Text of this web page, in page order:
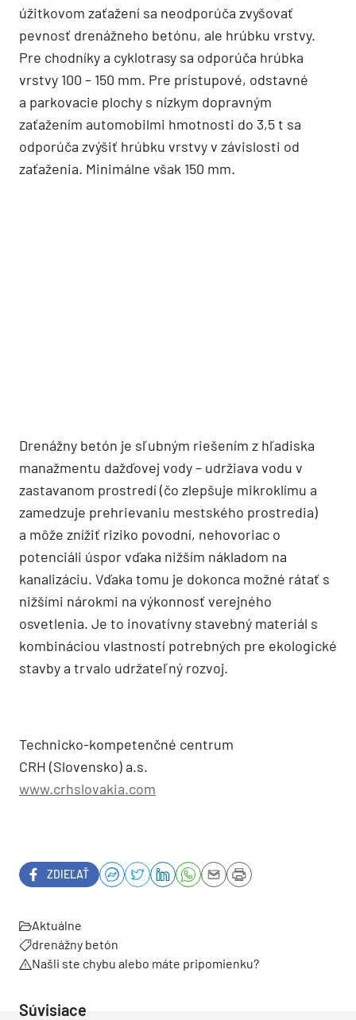
úžitkovom zaťažení sa neodporúča zvyšovať
pevnosť drenážneho betónu, ale hrúbku vrstvy.
Pre chodníky a cyklotrasy sa odporúča hrúbka
vrstvy 100 – 150 mm. Pre prístupové, odstavné
a parkovacie plochy s nízkym dopravným
zaťažením automobilmi hmotnosti do 3,5 t sa
odporúča zvýšiť hrúbku vrstvy v závislosti od
zaťaženia. Minimálne však 150 mm.
Drenážny betón je sľubným riešením z hľadiska
manažmentu dažďovej vody – udržiava vodu v
zastavanom prostredí (čo zlepšuje mikroklímu a
zamedzuje prehrievaniu mestského prostredia)
a môže znížiť riziko povodní, nehovoriac o
potenciáli úspor vďaka nižším nákladom na
kanalizáciu. Vďaka tomu je dokonca možné rátať s
nižšími nárokmi na výkonnosť verejného
osvetlenia. Je to inovatívny stavebný materiál s
kombináciou vlastností potrebných pre ekologické
stavby a trvalo udržateľný rozvoj.
Technicko-kompetenčné centrum
CRH (Slovensko) a.s.
www.crhslovakia.com
ZDIEĽAŤ
Aktuálne
drenážny betón
Našli ste chybu alebo máte pripomienku?
Súvisiace